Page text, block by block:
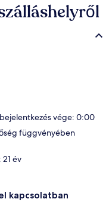
vége: 0:00
függvényében
év
kapcsolatban